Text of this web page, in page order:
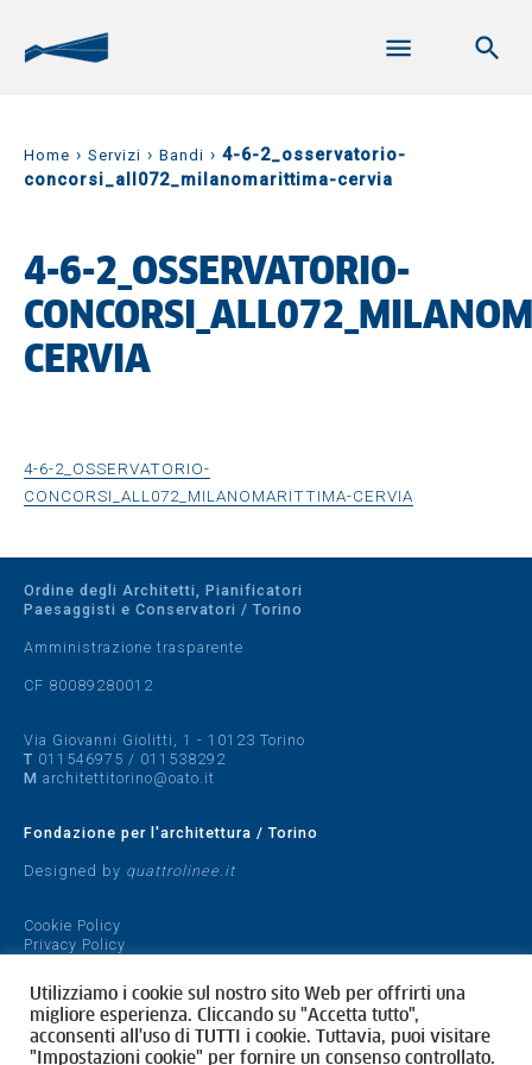
Home › Servizi › Bandi › 4-6-2_osservatorio-
concorsi_all072_milanomarittima-cervia
4-6-2_OSSERVATORIO-
CERVIA
4-6-2_OSSERVATORIO-
CONCORSI_ALL072_MILANOMARITTIMA-CERVIA
Ordine degli Architetti, Pianificatori
Paesaggisti e Conservatori / Torino
Amministrazione trasparente
CF 80089280012
Via Giovanni Giolitti, 1 - 10123 Torino
T 011546975 / 011538292
M architettitorino@oato.it
Fondazione per l'architettura / Torino
Designed by quattrolinee.it
Cookie Policy
Privacy Policy
Utilizziamo i cookie sul nostro sito Web per offrirti una
migliore esperienza. Cliccando su "Accetta tutto",
acconsenti all'uso di TUTTI i cookie. Tuttavia, puoi visitare
"Impostazioni cookie" per fornire un consenso controllato.